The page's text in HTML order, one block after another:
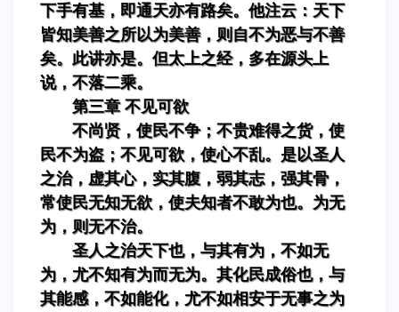
下手有基，即通天亦有路矣。他注云：天下
皆知美善之所以为美善，则自不为恶与不善
矣。此讲亦是。但太上之经，多在源头上
说，不落二乘。
第三章 不见可欲
不尚贤，使民不争；不贵难得之货，使
民不为盗；不见可欲，使心不乱。是以圣人
之治，虚其心，实其腹，弱其志，强其骨，
常使民无知无欲，使夫知者不敢为也。为无
为，则无不治。
圣人之治天下也，与其有为，不如无
为，尤不知有为而无为。其化民成俗也，与
其能感，不如能化，尤不如相安于无事之为